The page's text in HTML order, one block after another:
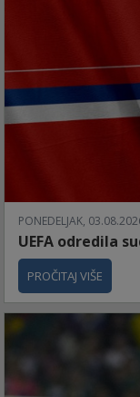
PONEDELJAK,
UEFA odredila
PROČITAJ VIŠE